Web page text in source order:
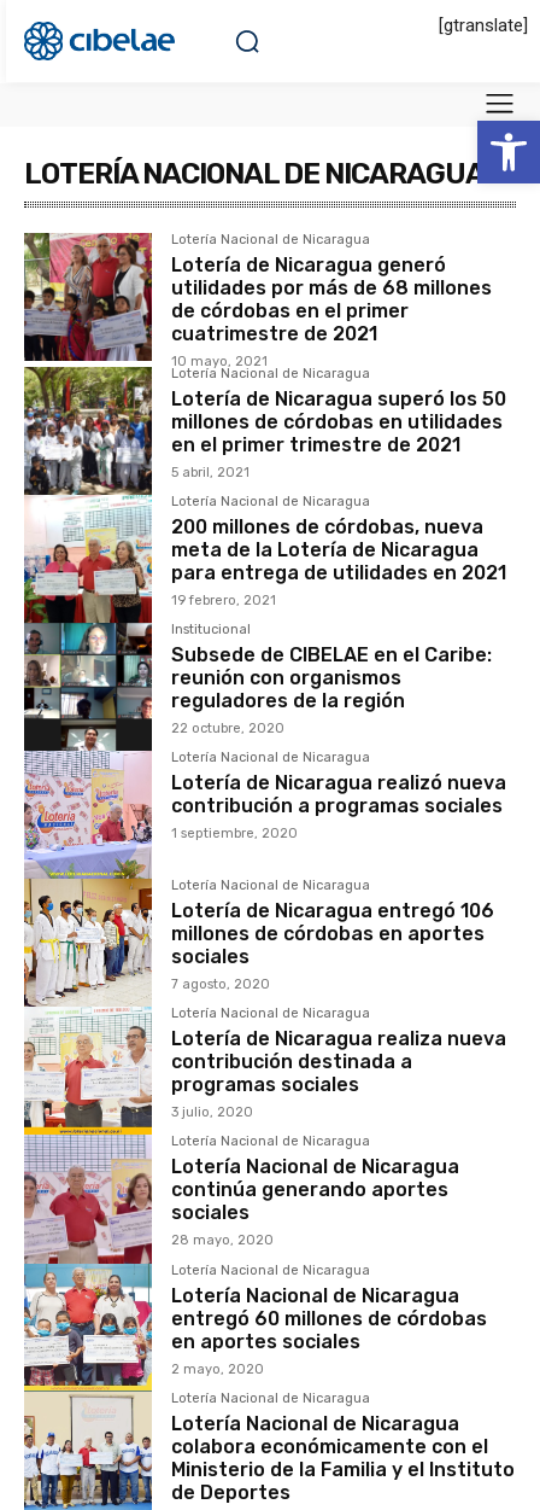
Abrir
[gtranslate]
LOTERÍA NACIONAL DE NICARAGUA
Lotería Nacional de Nicaragua
Lotería de Nicaragua generó
utilidades por más de 68 millones
de córdobas en el primer
cuatrimestre de 2021
10 mayo, 2021
Lotería Nacional de Nicaragua
Lotería de Nicaragua superó los 50
millones de córdobas en utilidades
en el primer trimestre de 2021
5 abril, 2021
Lotería Nacional de Nicaragua
200 millones de córdobas, nueva
meta de la Lotería de Nicaragua
para entrega de utilidades en 2021
19 febrero, 2021
Institucional
Subsede de CIBELAE en el Caribe:
reunión con organismos
reguladores de la región
22 octubre, 2020
Lotería Nacional de Nicaragua
Lotería de Nicaragua realizó nueva
contribución a programas sociales
1 septiembre, 2020
Lotería Nacional de Nicaragua
Lotería de Nicaragua entregó 106
millones de córdobas en aportes
sociales
7 agosto, 2020
Lotería Nacional de Nicaragua
Lotería de Nicaragua realiza nueva
contribución destinada a
programas sociales
3 julio, 2020
Lotería Nacional de Nicaragua
Lotería Nacional de Nicaragua
continúa generando aportes
sociales
28 mayo, 2020
Lotería Nacional de Nicaragua
Lotería Nacional de Nicaragua
entregó 60 millones de córdobas
en aportes sociales
2 mayo, 2020
Lotería Nacional de Nicaragua
Lotería Nacional de Nicaragua
colabora económicamente con el
Ministerio de la Familia y el Instituto
de Deportes